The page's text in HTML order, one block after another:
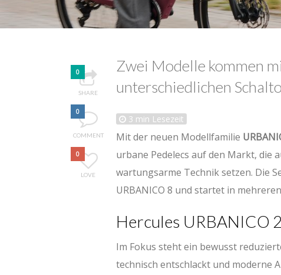
0
SHARE
0
COMMENT
0
LOVE
Zwei Modelle kommen
unterschiedlichen
3 min Lesezeit
Mit der neuen Modellfamilie
urbane Pedelecs auf den Markt, die
wartungsarme Technik setzen. Die
URBANICO 8 und startet in
Hercules URBANICO
Im Fokus steht ein bewusst
technisch entschlackt und moderne